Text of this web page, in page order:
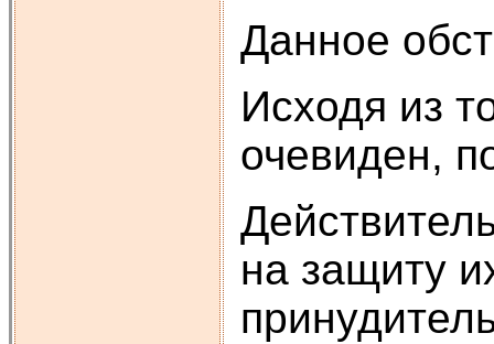
Данное
Исходя из
очевиден,
на защиту